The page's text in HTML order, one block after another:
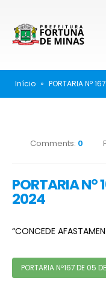
Início » PORTARIA Nº
Comments: 0
PORTARIA Nº
2024
“CONCEDE
PORTARIA Nº167 DE 05